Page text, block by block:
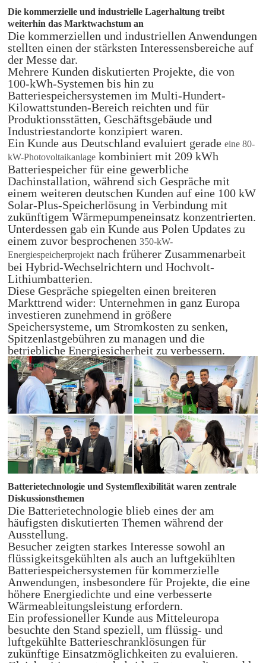
Die kommerzielle und industrielle Lagerhaltung treibt
weiterhin das Marktwachstum an
Die kommerziellen und industriellen Anwendungen
stellten einen der stärksten Interessensbereiche auf
der Messe dar.
Mehrere Kunden diskutierten Projekte, die von
100-kWh-Systemen bis hin zu
Batteriespeichersystemen im Multi-Hundert-
Kilowattstunden-Bereich reichten und für
Produktionsstätten, Geschäftsgebäude und
Industriestandorte konzipiert waren.
Ein Kunde aus Deutschland evaluiert geradeeine 80-
kW-Photovoltaikanlage kombiniert mit 209 kWh
Batteriespeicher für eine gewerbliche
Dachinstallation, während sich Gespräche mit
einem weiteren deutschen Kunden auf eine 100 kW
Solar-Plus-Speicherlösung in Verbindung mit
zukünftigem Wärmepumpeneinsatz konzentrierten.
Unterdessen gab ein Kunde aus Polen Updates zu
einem zuvor besprochenen350-kW-
Energiespeicherprojekt nach früherer Zusammenarbeit
bei Hybrid-Wechselrichtern und Hochvolt-
Lithiumbatterien.
Diese Gespräche spiegelten einen breiteren
Markttrend wider: Unternehmen in ganz Europa
investieren zunehmend in größere
Speichersysteme, um Stromkosten zu senken,
Spitzenlastgebühren zu managen und die
betriebliche Energiesicherheit zu verbessern.
Batterietechnologie und Systemflexibilität waren zentrale
Diskussionsthemen
Die Batterietechnologie blieb eines der am
häufigsten diskutierten Themen während der
Ausstellung.
Besucher zeigten starkes Interesse sowohl an
flüssigkeitsgekühlten als auch an luftgekühlten
Batteriespeichersystemen für kommerzielle
Anwendungen, insbesondere für Projekte, die eine
höhere Energiedichte und eine verbesserte
Wärmeableitungsleistung erfordern.
Ein professioneller Kunde aus Mitteleuropa
besuchte den Stand speziell, um flüssig- und
luftgekühlte Batterieschranklösungen für
zukünftige Einsatzmöglichkeiten zu evaluieren.